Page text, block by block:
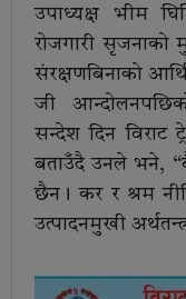
उपाध्यक्ष भीम
रोजगारी
संरक्षणबिनाको
जी
सन्देश दिन विराट
बताउँदै उनले भने,
छैन। कर र श्रम
उत्पादनमुखी